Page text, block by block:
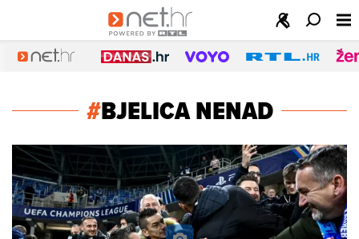
#BJELICA NENAD